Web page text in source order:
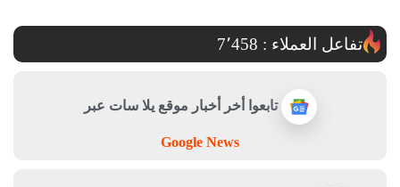
تفاعل العملاء : 7٬458
تابعوا أخر أخبار موقع يلا سات عبر
Google News